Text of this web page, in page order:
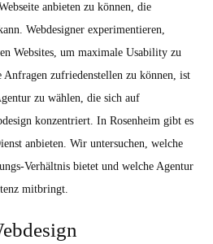
anbieten zu können, die
Webdesigner experimentieren,
Websites, um maximale Usability zu
Anfragen zufriedenstellen zu können, ist
zu wählen, die sich auf
konzentriert. In Rosenheim gibt es
anbieten. Wir untersuchen, welche
Verhältnis bietet und welche Agentur
mitbringt.